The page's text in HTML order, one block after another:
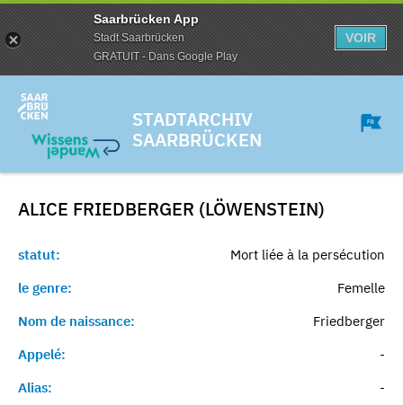
Saarbrücken App
Stadt Saarbrücken
GRATUIT - Dans Google Play
VOIR
STADTARCHIV
SAARBRÜCKEN
ALICE FRIEDBERGER (LÖWENSTEIN)
statut:
Mort liée à la persécution
le genre:
Femelle
Nom de naissance:
Friedberger
Appelé:
-
Alias:
-